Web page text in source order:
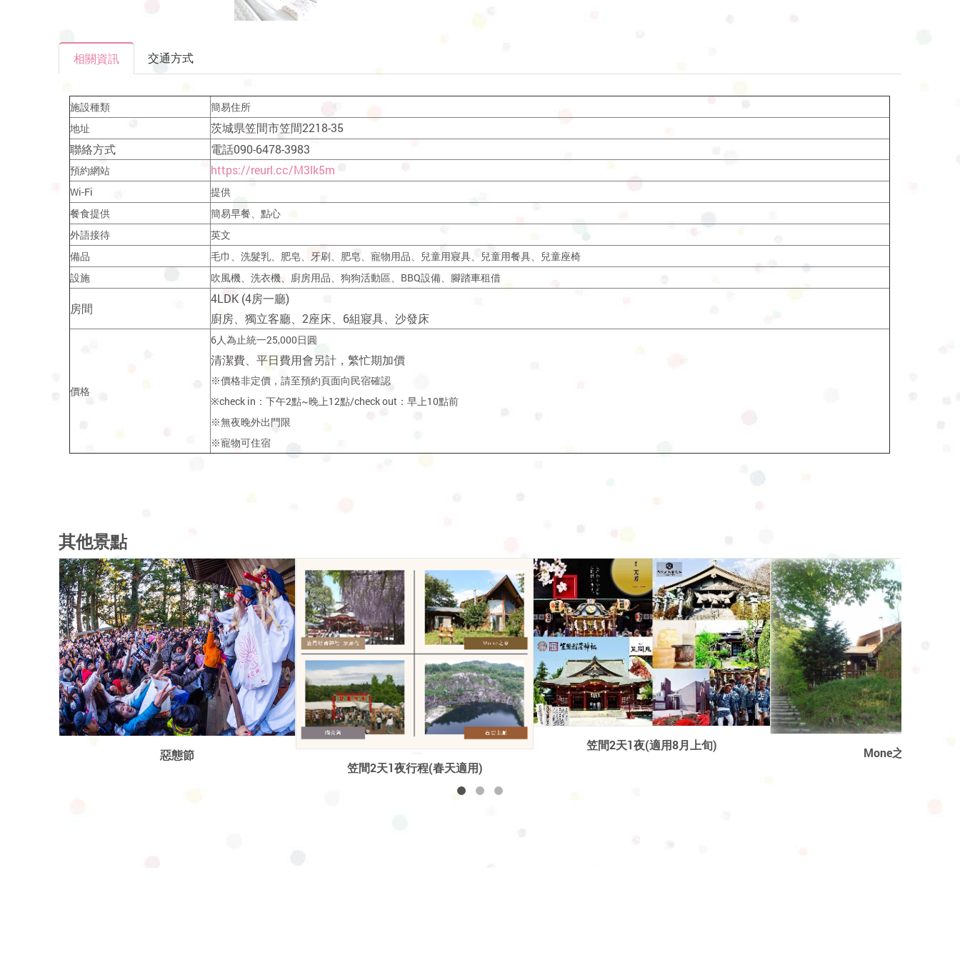
相關資訊 交通方式
施設種類
簡易住所
地址
茨城県笠間市笠間2218-35
聯絡方式
電話090-6478-3983
預約網站 https://reurl.cc/M3lk5m
Wi-Fi
提供
餐食提供
簡易早餐、點心
外語接待
英文
備品
毛巾、洗髮乳、肥皂、牙刷、肥皂、寵物用品、兒童用寢具、兒童用餐具、兒童座椅
設施
吹風機、洗衣機、廚房用品、狗狗活動區、BBQ設備、腳踏車租借
房間
4LDK (4房一廳)
廚房、獨立客廳、2座床、6組寢具、沙發床
價格
6人為止統一25,000日圓
清潔費、平日費用會另計，繁忙期加價
※價格非定價，請至預約頁面向民宿確認
※check in：下午2點~晚上12點/checkout：早上10點前
※無夜晚外出門限
※寵物可住宿
其他景點
Mone之家
伊勢屋旅館